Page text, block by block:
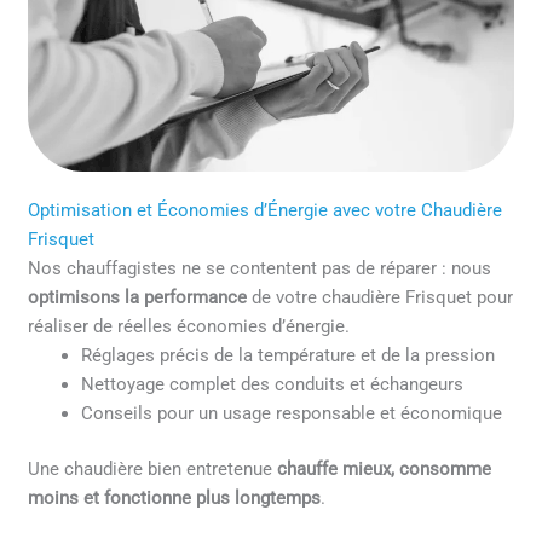
Optimisation et Économies d’Énergie avec votre Chaudière
Frisquet
Nos chauffagistes ne se contentent pas de réparer : nous
optimisons la performance de votre chaudière Frisquet pour
réaliser de réelles économies d’énergie.
Réglages précis de la température et de la pression
Nettoyage complet des conduits et échangeurs
Conseils pour un usage responsable et économique
Une chaudière bien entretenuechauffe mieux, consomme
moins et fonctionne plus longtemps.